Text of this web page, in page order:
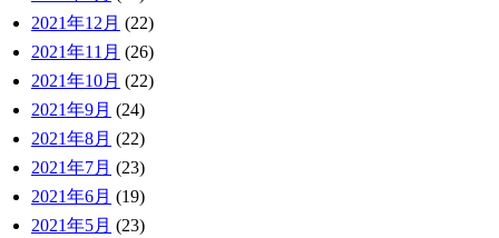
2021年12月 (22)
2021年11月 (26)
2021年10月 (22)
2021年9月 (24)
2021年8月 (22)
2021年7月 (23)
2021年6月 (19)
2021年5月 (23)